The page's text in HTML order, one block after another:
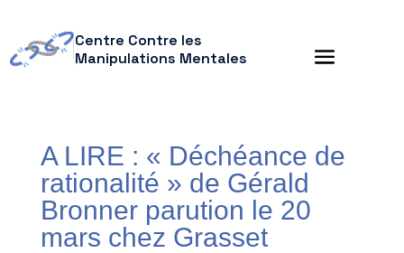
Centre Contre les
Manipulations Mentales
A LIRE : « Déchéance de
rationalité » de Gérald
Bronner parution le 20
mars chez Grasset